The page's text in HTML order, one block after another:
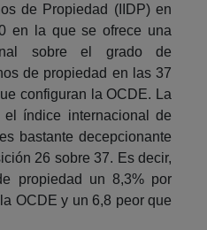
de Propiedad (IIDP) en
en la que se ofrece una
sobre el grado de
de propiedad en las 37
configuran la OCDE. La
índice internacional de
bastante decepcionante
26 sobre 37. Es decir,
propiedad un 8,3% por
OCDE y un 6,8 peor que